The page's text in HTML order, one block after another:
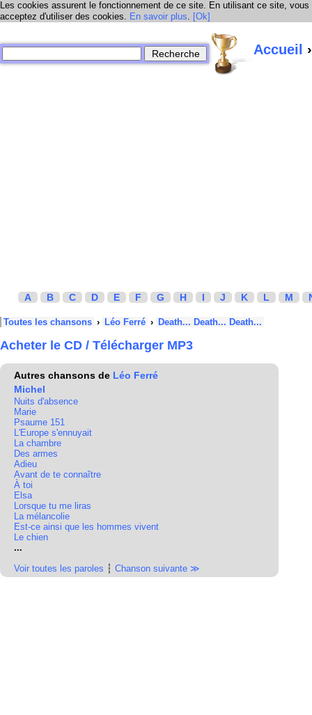
Les cookies assurent le fonctionnement de ce site. En utilisant ce site, vous
acceptez d'utiliser des cookies. En savoir plus. [Ok]
Accueil
A B C D E F G H I J K L M
Toutes les chansons › Léo Ferré › Death... Death... Death...
Acheter le CD / Télécharger MP3
Autres chansons de Léo Ferré
Michel
Nuits d'absence
Marie
Psaume 151
L'Europe s'ennuyait
La chambre
Des armes
Adieu
Avant de te connaître
À toi
Elsa
Lorsque tu me liras
La mélancolie
Est-ce ainsi que les hommes vivent
Le chien
...
Voir toutes les paroles ┆ Chanson suivante ≫